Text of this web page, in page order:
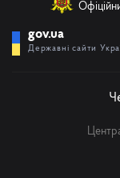
gov.ua
Державні сайти